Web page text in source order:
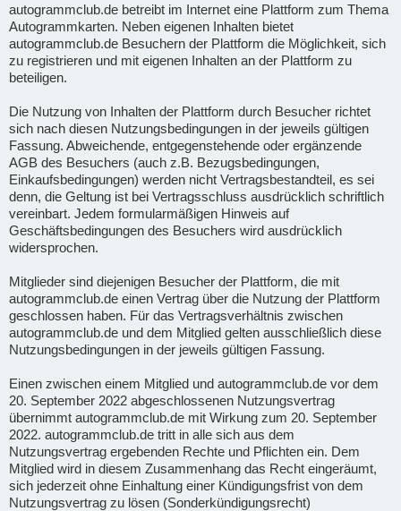
autogrammclub.de betreibt im Internet eine Plattform zum Thema
Autogrammkarten. Neben eigenen Inhalten bietet
autogrammclub.de Besuchern der Plattform die Möglichkeit, sich
zu registrieren und mit eigenen Inhalten an der Plattform zu
beteiligen.
Die Nutzung von Inhalten der Plattform durch Besucher richtet
sich nach diesen Nutzungsbedingungen in der jeweils gültigen
Fassung. Abweichende, entgegenstehende oder ergänzende
AGB des Besuchers (auch z.B. Bezugsbedingungen,
Einkaufsbedingungen) werden nicht Vertragsbestandteil, es sei
denn, die Geltung ist bei Vertragsschluss ausdrücklich schriftlich
vereinbart. Jedem formularmäßigen Hinweis auf
Geschäftsbedingungen des Besuchers wird ausdrücklich
widersprochen.
Mitglieder sind diejenigen Besucher der Plattform, die mit
autogrammclub.de einen Vertrag über die Nutzung der Plattform
geschlossen haben. Für das Vertragsverhältnis zwischen
autogrammclub.de und dem Mitglied gelten ausschließlich diese
Nutzungsbedingungen in der jeweils gültigen Fassung.
Einen zwischen einem Mitglied und autogrammclub.de vor dem
20. September 2022 abgeschlossenen Nutzungsvertrag
übernimmt autogrammclub.de mit Wirkung zum 20. September
2022. autogrammclub.de tritt in alle sich aus dem
Nutzungsvertrag ergebenden Rechte und Pflichten ein. Dem
Mitglied wird in diesem Zusammenhang das Recht eingeräumt,
sich jederzeit ohne Einhaltung einer Kündigungsfrist von dem
Nutzungsvertrag zu lösen (Sonderkündigungsrecht)